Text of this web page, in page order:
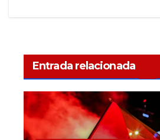
Entrada relacionada